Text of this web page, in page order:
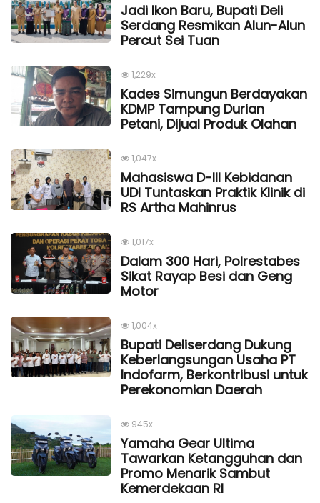
Jadi Ikon Baru, Bupati Deli
Serdang Resmikan Alun-Alun
Percut Sei Tuan
1,229x
Kades Simungun Berdayakan
KDMP Tampung Durian
Petani, Dijual Produk Olahan
1,047x
Mahasiswa D-III Kebidanan
UDI Tuntaskan Praktik Klinik di
RS Artha Mahinrus
1,017x
Dalam 300 Hari, Polrestabes
Sikat Rayap Besi dan Geng
Motor
1,004x
Bupati Deliserdang Dukung
Keberlangsungan Usaha PT
Indofarm, Berkontribusi untuk
Perekonomian Daerah
945x
Yamaha Gear Ultima
Tawarkan Ketangguhan dan
Promo Menarik Sambut
Kemerdekaan Rl